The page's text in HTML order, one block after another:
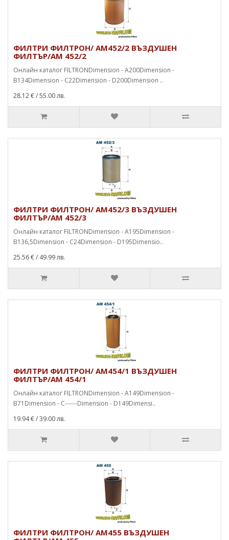
ФИЛТРИ ФИЛТРОН/ AM452/2 ВЪЗДУШЕН
ФИЛТЪР/AM 452/2
Онлайн каталог FILTRONDimension - A200Dimension -
B134Dimension - C22Dimension - D200Dimension ..
28.12 €/ 55.00 лв.
ФИЛТРИ ФИЛТРОН/ AM452/3 ВЪЗДУШЕН
ФИЛТЪР/AM 452/3
Онлайн каталог FILTRONDimension - A195Dimension -
B136,5Dimension - C24Dimension - D195Dimensio..
25.56 €/ 49.99 лв.
ФИЛТРИ ФИЛТРОН/ AM454/1 ВЪЗДУШЕН
ФИЛТЪР/AM 454/1
Онлайн каталог FILTRONDimension - A149Dimension -
B71Dimension - C------Dimension - D149Dimensi..
19.94 €/ 39.00 лв.
ФИЛТРИ ФИЛТРОН/ AM455 ВЪЗДУШЕН